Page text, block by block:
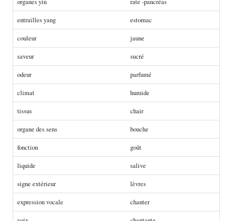
entrailles yang
estomac
couleur
jaune
saveur
sucré
odeur
parfumé
climat
humide
tissus
chair
organe des sens
bouche
fonction
goût
liquide
salive
signe extérieur
lèvres
expression vocale
chanter